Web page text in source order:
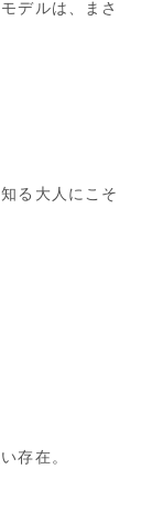
デルは、まさ
る大人にこそ
存在。